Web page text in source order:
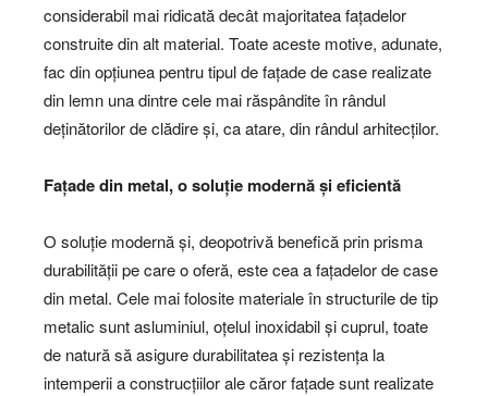
considerabil mai ridicată decât majoritatea fațadelor
construite din alt material. Toate aceste motive, adunate,
fac din opțiunea pentru tipul de fațade de case realizate
din lemn una dintre cele mai răspândite în rândul
deținătorilor de clădire și, ca atare, din rândul arhitecților.
Fațade din metal, o soluție modernă și eficientă
O soluție modernă și, deopotrivă benefică prin prisma
durabilității pe care o oferă, este cea a fațadelor de case
din metal. Cele mai folosite materiale în structurile de tip
metalic sunt asluminiul, oțelul inoxidabil și cuprul, toate
de natură să asigure durabilitatea și rezistența la
intemperii a construcțiilor ale căror fațade sunt realizate